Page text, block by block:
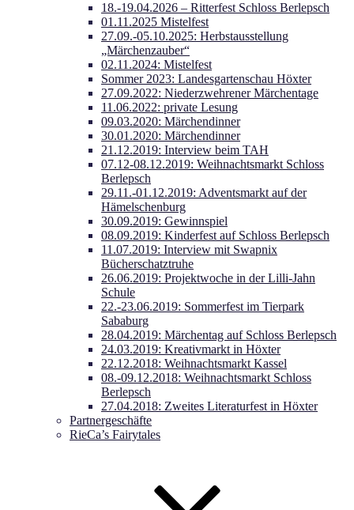
18.-19.04.2026 – Ritterfest Schloss Berlepsch
01.11.2025 Mistelfest
27.09.-05.10.2025: Herbstausstellung
„Märchenzauber“
02.11.2024: Mistelfest
Sommer 2023: Landesgartenschau Höxter
27.09.2022: Niederzwehrener Märchentage
11.06.2022: private Lesung
09.03.2020: Märchendinner
30.01.2020: Märchendinner
21.12.2019: Interview beim TAH
07.12-08.12.2019: Weihnachtsmarkt Schloss
Berlepsch
29.11.-01.12.2019: Adventsmarkt auf der
Hämelschenburg
30.09.2019: Gewinnspiel
08.09.2019: Kinderfest auf Schloss Berlepsch
11.07.2019: Interview mit Swapnix
Bücherschatztruhe
26.06.2019: Projektwoche in der Lilli-Jahn
Schule
22.-23.06.2019: Sommerfest im Tierpark
Sababurg
28.04.2019: Märchentag auf Schloss Berlepsch
24.03.2019: Kreativmarkt in Höxter
22.12.2018: Weihnachtsmarkt Kassel
08.-09.12.2018: Weihnachtsmarkt Schloss
Berlepsch
27.04.2018: Zweites Literaturfest in Höxter
Partnergeschäfte
RieCa’s Fairytales